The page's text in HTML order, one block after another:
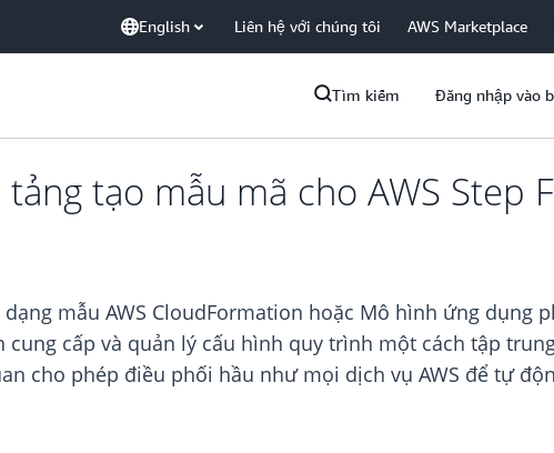
English Liên hệ với chúng tôi AWS Marketplace
Tìm kiếm Đăng nhập vào
tạo mẫu mã cho AWS Step
mẫu AWS CloudFormation hoặc Mô hình ứng dụng
cấp và quản lý cấu hình quy trình một cách tập
cho phép điều phối hầu như mọi dịch vụ AWS để tự